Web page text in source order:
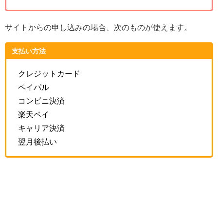
サイトからの申し込みの場合、次のものが使えます。
支払い方法
クレジットカード
ペイパル
コンビニ決済
楽天ペイ
キャリア決済
翌月後払い